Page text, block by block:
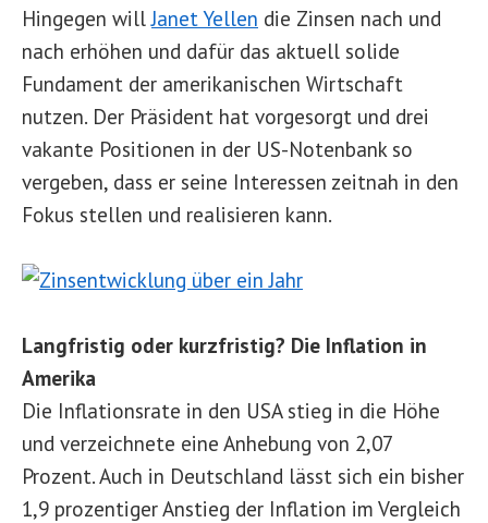
Hingegen willJanet Yellen die Zinsen nach und
nach erhöhen und dafür das aktuell solide
Fundament der amerikanischen Wirtschaft
nutzen. Der Präsident hat vorgesorgt und drei
vakante Positionen in der US-Notenbank so
vergeben, dass er seine Interessen zeitnah in den
Fokus stellen und realisieren kann.
Langfristig oder kurzfristig? Die Inflation in
Amerika
Die Inflationsrate in den USA stieg in die Höhe
und verzeichnete eine Anhebung von 2,07
Prozent. Auch in Deutschland lässt sich ein bisher
1,9 prozentiger Anstieg der Inflation im Vergleich